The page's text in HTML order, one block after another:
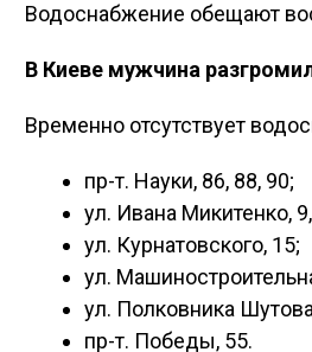
Водоснабжение обещают
В Киеве мужчина
Временно отсутствует
пр-т. Науки, 86, 88, 90;
ул. Ивана Микитенко,
ул. Курнатовского, 15;
ул.
ул. Полковника
пр-т. Победы, 55.